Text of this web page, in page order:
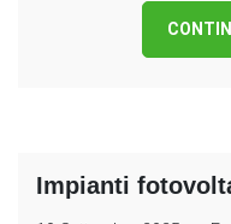
Impianti